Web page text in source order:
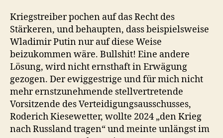
Kriegstreiber pochen auf das Recht des
Stärkeren, und behaupten, dass beispielsweise
Wladimir Putin nur auf diese Weise
beizukommen wäre. Bullshit! Eine andere
Lösung, wird nicht ernsthaft in Erwägung
gezogen. Der ewiggestrige und für mich nicht
mehr ernstzunehmende stellvertretende
Vorsitzende des Verteidigungsausschusses,
Roderich Kiesewetter, wollte 2024 „den Krieg
nach Russland tragen“ und meinte unlängst im